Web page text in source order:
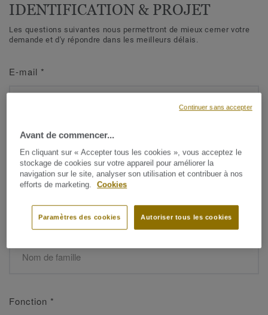
IDENTIFICATION & PROJET
Les questions suivantes nous permettront de mieux cerner votre
demande et d'y répondre dans les meilleurs délais.
E-mail *
Prénom*
Fonction *
Avant de commencer...
En cliquant sur « Accepter tous les cookies », vous acceptez le
stockage de cookies sur votre appareil pour améliorer la
navigation sur le site, analyser son utilisation et contribuer à nos
efforts de marketing.
Cookies
Autoriser tous les cookies
Paramètres des cookies
Continuer sans accepter